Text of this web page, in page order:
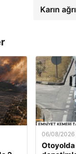
Karın
06/08/2026